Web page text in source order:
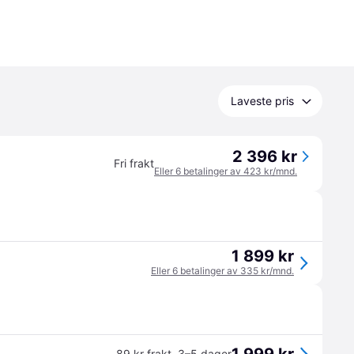
Laveste pris
Fri frakt 2 396 kr
Eller 6 betalinger av 423 kr/mnd.
1 899 kr
Eller 6 betalinger av 335 kr/mnd.